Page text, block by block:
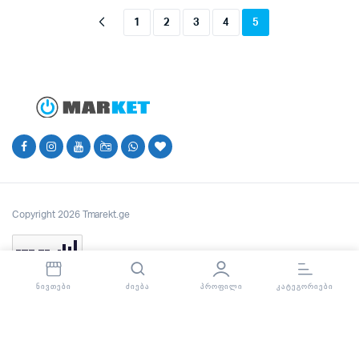
1 2 3 4 5
Copyright 2026 Tmarekt.ge
ᲜᲘᲕᲗᲔᲑᲘ ᲫᲘᲔᲑᲐ ᲞᲠᲝᲤᲘᲚᲘ ᲙᲐᲢᲔᲒᲝᲠᲘᲔᲑᲘ